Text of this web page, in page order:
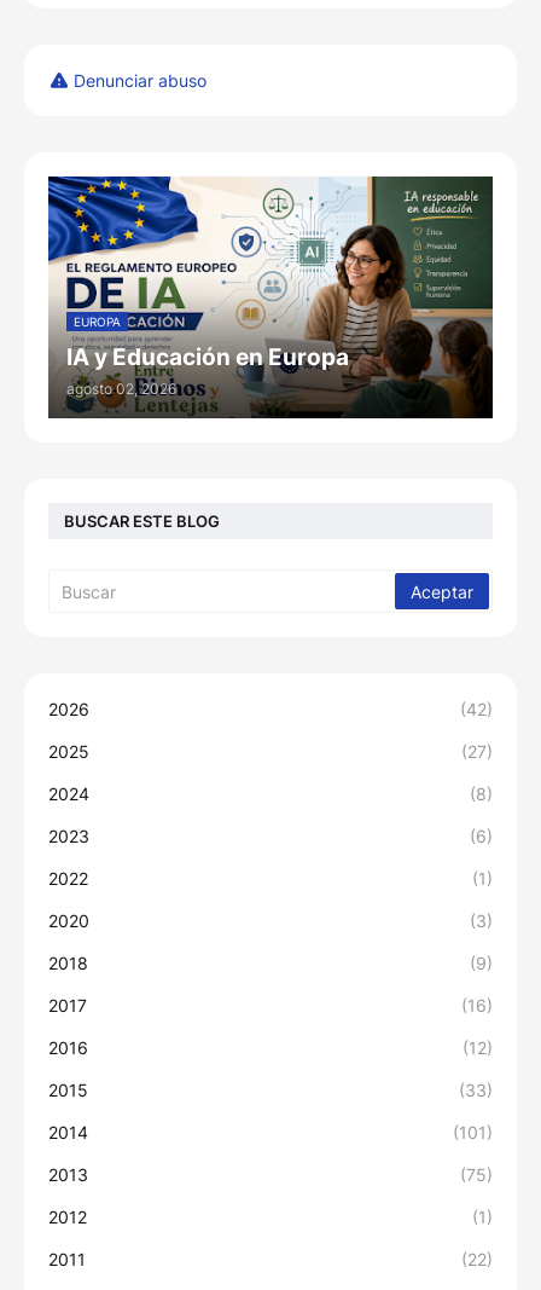
Denunciar abuso
EUROPA
IA y Educación en Europa
agosto 02, 2026
BUSCAR ESTE BLOG
2026 (42)
2025 (27)
2024 (8)
2023 (6)
2022 (1)
2020 (3)
2018 (9)
2017 (16)
2016 (12)
2015 (33)
2014 (101)
2013 (75)
2012 (1)
2011 (22)